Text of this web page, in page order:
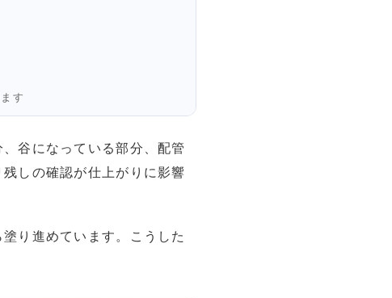
す
谷になっている部分、配管
しの確認が仕上がりに影響
り進めています。こうした